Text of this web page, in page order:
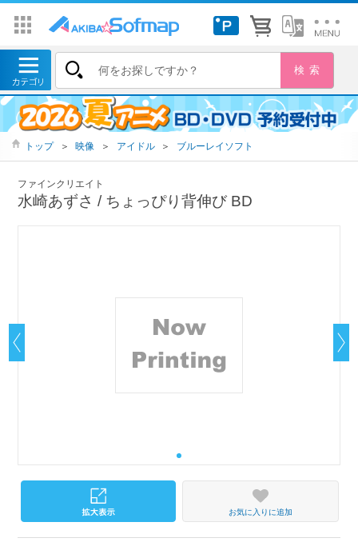
トップ ＞ 映像 ＞ アイドル ＞ ブルーレイソフト
ファインクリエイト
水崎あずさ / ちょっぴり背伸び BD
お気に入りに追加